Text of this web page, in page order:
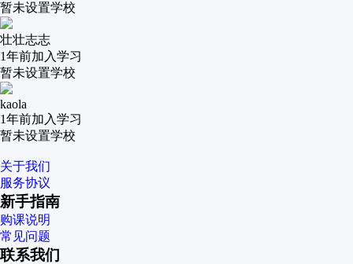
暂未设置学校
壮壮志志
1年前加入学习
暂未设置学校
kaola
1年前加入学习
暂未设置学校
关于我们
服务协议
新手指南
购课说明
常见问题
联系我们